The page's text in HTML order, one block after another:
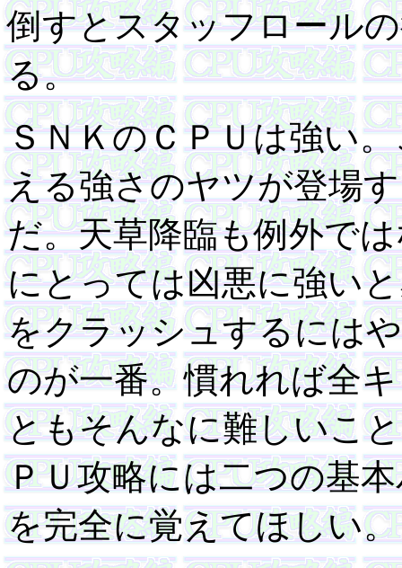
倒すとスタッフロール
る。
ＳＮＫのＣＰＵは強い
える強さのヤツが登場
だ。天草降臨も例外で
にとっては凶悪に強い
をクラッシュするには
のが一番。慣れれば全
ともそんなに難しいこ
ＰＵ攻略には二つの基
を完全に覚えてほしい。